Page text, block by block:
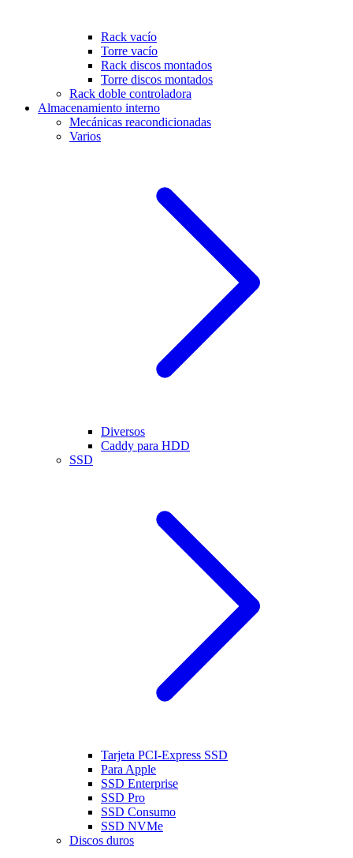
Rack vacío
Torre vacío
Rack discos montados
Torre discos montados
Rack doble controladora
Almacenamiento interno
Mecánicas reacondicionadas
Varios
Diversos
Caddy para HDD
SSD
Tarjeta PCI-Express SSD
Para Apple
SSD Enterprise
SSD Pro
SSD Consumo
SSD NVMe
Discos duros